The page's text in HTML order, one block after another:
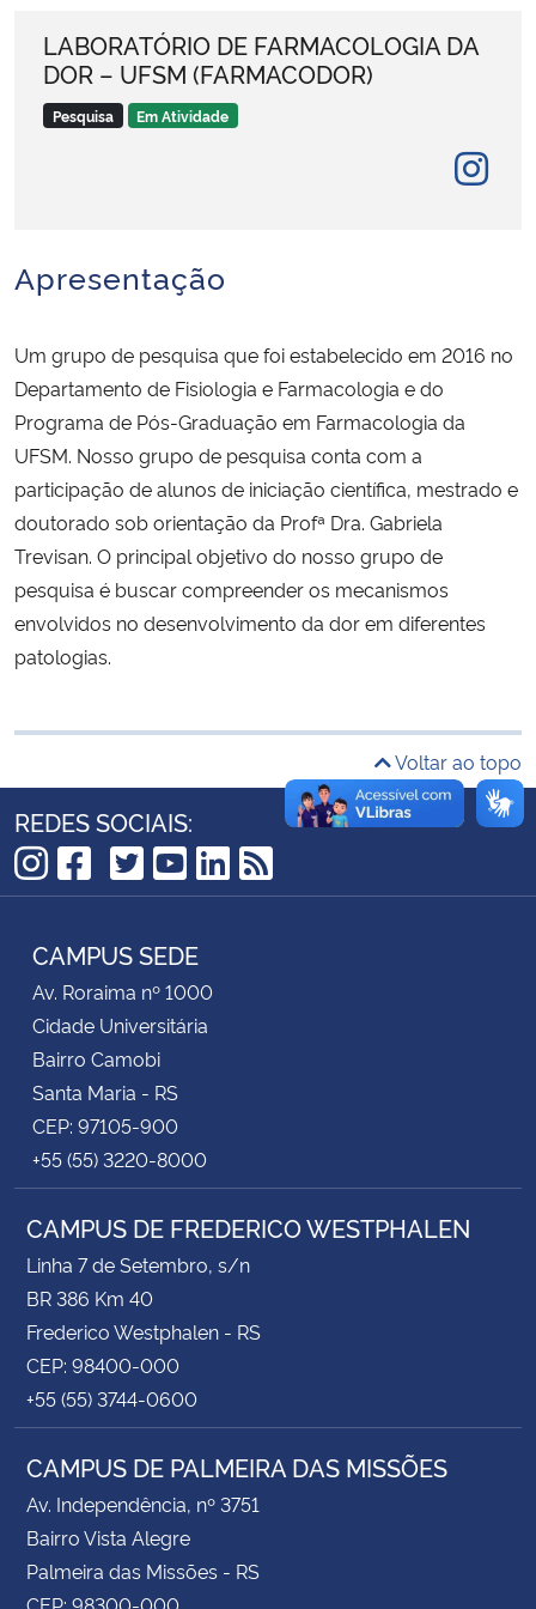
Ministério da Saúde
Ministério do Meio Ambiente
Ministério do Desenvolvimento Regional
Controladoria-Geral da União
Ministério da Mulher, da Família e dos Direitos Humanos
Secretaria-Geral
Secretaria de Governo
Banco Central do Brasil
LABORATÓRIO DE FARMACOLOGIA DA
DOR – UFSM (FARMACODOR)
Pesquisa Em Atividade
Apresentação
Um grupo de pesquisa que foi estabelecido em 2016 no
Departamento de Fisiologia e Farmacologia e do
Programa de Pós-Graduação em Farmacologia da
UFSM. Nosso grupo de pesquisa conta com a
participação de alunos de iniciação científica, mestrado e
doutorado sob orientação da Profª Dra. Gabriela
Trevisan. O principal objetivo do nosso grupo de
pesquisa é buscar compreender os mecanismos
envolvidos no desenvolvimento da dor em diferentes
patologias.
Voltar ao topo
REDES SOCIAIS:
Instagram
Facebook
TikTok
Twitter
YouTube
LinkedIn
RSS
CAMPUS SEDE
Av. Roraima nº 1000
Cidade Universitária
Bairro Camobi
Santa Maria - RS
CEP: 97105-900
+55 (55) 3220-8000
CAMPUS DE FREDERICO WESTPHALEN
Linha 7 de Setembro, s/n
BR 386 Km 40
Frederico Westphalen - RS
CEP: 98400-000
+55 (55) 3744-0600
CAMPUS DE PALMEIRA DAS MISSÕES
Av. Independência, nº 3751
Bairro Vista Alegre
Palmeira das Missões - RS
CEP: 98300-000